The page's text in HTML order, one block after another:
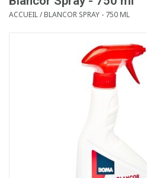
ACCUEIL/BLANCOR SPRAY - 750 ML